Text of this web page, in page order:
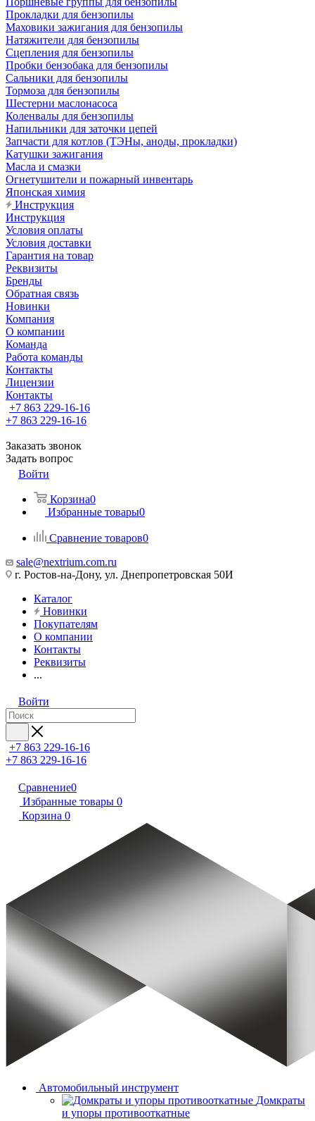
Прокладки для бензопилы
Маховики зажигания для бензопилы
Натяжители для бензопилы
Сцепления для бензопилы
Пробки бензобака для бензопилы
Сальники для бензопилы
Тормоза для бензопилы
Шестерни маслонасоса
Коленвалы для бензопилы
Напильники для заточки цепей
Запчасти для котлов (ТЭНы, аноды, прокладки)
Катушки зажигания
Масла и смазки
Огнетушители и пожарный инвентарь
Японская химия
Инструкция
Инструкция
Условия оплаты
Условия доставки
Гарантия на товар
Реквизиты
Бренды
Обратная связь
Новинки
Компания
О компании
Команда
Работа команды
Контакты
Лицензии
Контакты
+7 863 229-16-16
+7 863 229-16-16
Заказать звонок
Задать вопрос
Войти
Корзина0
Избранные товары0
Сравнение товаров0
sale@nextrium.com.ru
г. Ростов-на-Дону, ул. Днепропетровская 50И
Каталог
Новинки
Покупателям
О компании
Контакты
Реквизиты
...
Войти
+7 863 229-16-16
+7 863 229-16-16
Сравнение0
Избранные товары 0
Корзина 0
Автомобильный инструмент
Домкраты
и упоры противооткатные